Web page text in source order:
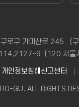
로구 가마산로 245 （구
（120 서울
개인정보침해신고센터
GU. ALL RIGHTS